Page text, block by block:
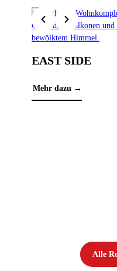
EAST SIDE
Mehr dazu →
Alle